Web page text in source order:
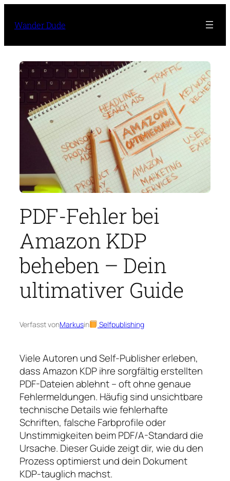
Inhalt
Wander Dude
PDF-Fehler bei
Amazon KDP
beheben – Dein
ultimativer Guide
Verfasst vonMarkusin Selfpublishing
Viele Autoren und Self-Publisher erleben,
dass Amazon KDP ihre sorgfältig erstellten
PDF-Dateien ablehnt – oft ohne genaue
Fehlermeldungen. Häufig sind unsichtbare
technische Details wie fehlerhafte
Schriften, falsche Farbprofile oder
Unstimmigkeiten beim PDF/A-Standard die
Ursache. Dieser Guide zeigt dir, wie du den
Prozess optimierst und dein Dokument
KDP-tauglich machst.